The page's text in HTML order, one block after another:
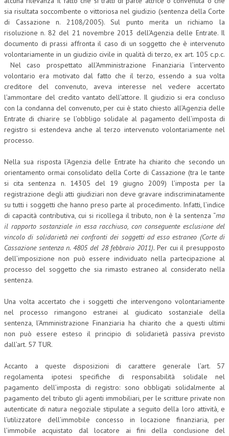
DIRITTO DEL LAVORO
DIRITTO DEL WEB
DIRITTO DELLE IMPRESE IN CRISI
SICUREZZA SUL LAVORO
FISCO
DIRITTO TRIBUTARIO
FISCALITÀ INTERNAZIONALE
TAX RISK MANAGEMENT
CRIMINOLOGIA TRIBUTARIA
CFC E PARADISI FISCALI
TRANSFER PRICING
PRASSI
AMMINISTRATIVA
GIURISPRUDENZA
EUROPEA
COSTITUZIONALE
CIVILE
TRIBUTARIA
NEWS
sia risultata soccombente o vittoriosa nel giudizio (sentenza della Corte
di Cassazione n. 2108/2005). Sul punto merita un richiamo la
risoluzione n. 82 del 21 novembre 2013 dell’Agenzia delle Entrate. Il
documento di prassi affronta il caso di un soggetto che è intervenuto
volontariamente in un giudizio civile in qualità di terzo, ex art. 105 c.p.c.
Nel caso prospettato all’Amministrazione Finanziaria l’intervento
volontario era motivato dal fatto che il terzo, essendo a sua volta
creditore del convenuto, aveva interesse nel vedere accertato
l’ammontare del credito vantato dell’attore. Il giudizio si era concluso
con la condanna del convenuto, per cui è stato chiesto all’Agenzia delle
Entrate di chiarire se l’obbligo solidale al pagamento dell’imposta di
registro si estendeva anche al terzo intervenuto volontariamente nel
processo.
Nella sua risposta l’Agenzia delle Entrate ha chiarito che secondo un
orientamento ormai consolidato della Corte di Cassazione (tra le tante
si cita sentenza n. 14305 del 19 giugno 2009) l’imposta per la
registrazione degli atti giudiziari non deve gravare indiscriminatamente
su tutti i soggetti che hanno preso parte al procedimento. Infatti, l’indice
di capacità contributiva, cui si ricollega il tributo, non è la sentenza “ma
il rapporto sostanziale in essa racchiuso, con conseguente esclusione del
vincolo di solidarietà nei confronti dei soggetti ad esso estraneo (Corte di
Cassazione sentenza n. 4805 del 28 febbraio 2011). Per cui il presupposto
dell’imposizione non può essere individuato nella partecipazione al
processo del soggetto che sia rimasto estraneo al considerato nella
sentenza.
Una volta accertato che i soggetti che intervengono volontariamente
nel processo rimangono estranei al giudicato sostanziale della
sentenza, l’Amministrazione Finanziaria ha chiarito che a questi ultimi
non può essere esteso il principio di solidarietà passiva previsto
dall’art. 57 TUR.
Accanto a queste disposizioni di carattere generale l’art. 57
regolamenta ipotesi specifiche di responsabilità solidale nel
pagamento dell’imposta di registro: sono obbligati solidalmente al
pagamento del tributo gli agenti immobiliari, per le scritture private non
autenticate di natura negoziale stipulate a seguito della loro attività, e
l’utilizzatore dell’immobile concesso in locazione finanziaria, per
l’immobile acquistato dal locatore ai fini della conclusione del